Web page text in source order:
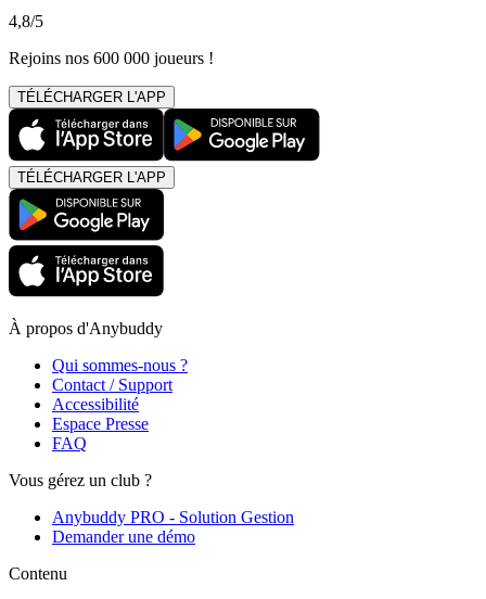
4,8/5
Rejoins nos 600 000 joueurs !
TÉLÉCHARGER L'APP
TÉLÉCHARGER L'APP
À propos d'Anybuddy
Qui sommes-nous ?
Contact / Support
Accessibilité
Espace Presse
FAQ
Vous gérez un club ?
Anybuddy PRO - Solution Gestion
Demander une démo
Contenu